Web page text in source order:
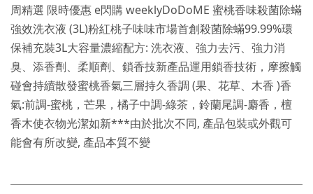
周精選 限時優惠 e閃購 weeklyDoDoME 蜜桃香味殺菌除蟎
強效洗衣液 (3L)粉紅桃子味味市場首創殺菌除蟎99.99%環
保補充裝3L大容量濃縮配方: 洗衣液、強力去污、強力消
臭、添香劑、柔順劑、鎖香技新產品運用鎖香技術，摩擦觸
碰會持續散發蜜桃香氣三層持久香調 (果、花草、木香 )香
氣:前調-蜜桃，芒果，橘子中調-綠茶，鈴蘭尾調-麝香，檀
香木使衣物光潔如新***由於批次不同, 產品包裝或外觀可
能會有所改變, 產品本質不變